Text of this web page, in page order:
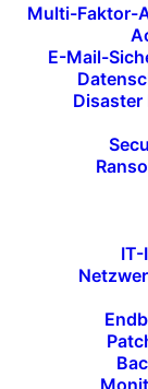
Multi-Faktor-
E-Mail-
Disaster
taktischen
kurzfristig
Vorgehen
In modernen
sich schnell
einem
geworden.
kompakte,
bedienbare
Unsere